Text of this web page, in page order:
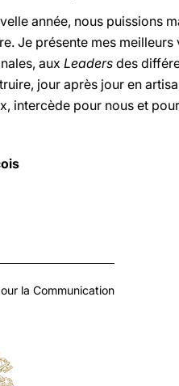
année, nous puissions
Je présente mes
aux Leaders des
jour après jour en
intercède pour nous et
la Communication